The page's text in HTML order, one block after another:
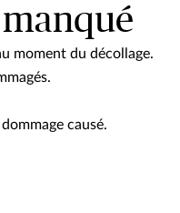
moment du décollage.
causé.